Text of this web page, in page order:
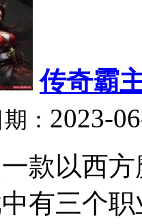
传奇霸
期： 2023-
款以西
有三个